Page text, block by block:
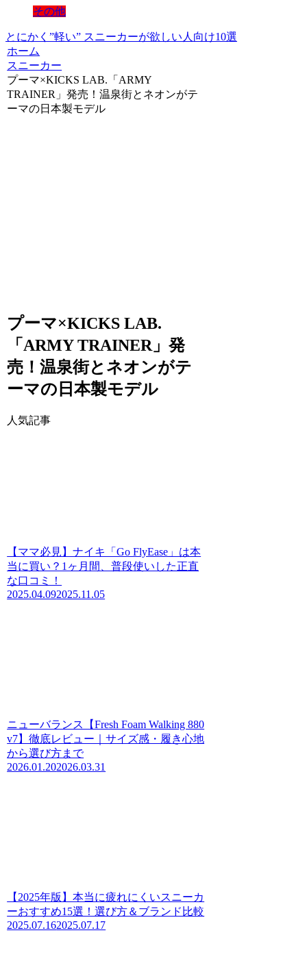
その他
とにかく”軽い” スニーカーが欲しい人向け10選
ホーム
スニーカー
プーマ×KICKS LAB.「ARMY
TRAINER」発売！温泉街とネオンがテ
ーマの日本製モデル
プーマ×KICKS LAB.
「ARMY TRAINER」発
売！温泉街とネオンがテ
ーマの日本製モデル
人気記事
【ママ必見】ナイキ「Go FlyEase」は本
当に買い？1ヶ月間、普段使いした正直
な口コミ！
2025.04.092025.11.05
ニューバランス【Fresh Foam Walking 880
v7】徹底レビュー｜サイズ感・履き心地
から選び方まで
2026.01.202026.03.31
【2025年版】本当に疲れにくいスニーカ
ーおすすめ15選！選び方＆ブランド比較
2025.07.162025.07.17